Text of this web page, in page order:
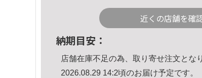
近くの店舗を確
納期目安：
店舗在庫不足の為、取り寄せ注文とな
2026.08.29 14:2頃のお届け予定です。